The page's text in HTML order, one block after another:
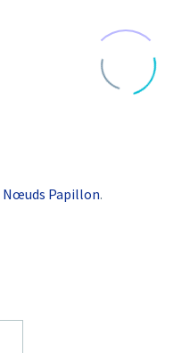
Nœuds Papillon.